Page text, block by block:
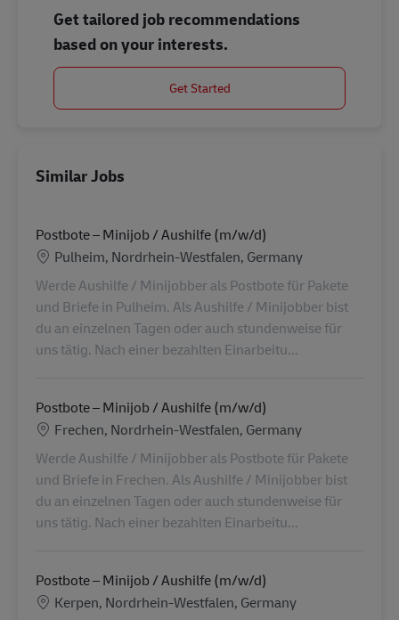
Get tailored job recommendations
based on your interests.
Get Started
Similar Jobs
Postbote – Minijob / Aushilfe (m/w/d)
Location
Pulheim, Nordrhein-Westfalen, Germany
Werde Aushilfe / Minijobber als Postbote für Pakete
und Briefe in Pulheim. Als Aushilfe / Minijobber bist
du an einzelnen Tagen oder auch stundenweise für
uns tätig. Nach einer bezahlten Einarbeitu...
Postbote – Minijob / Aushilfe (m/w/d)
Location
Frechen, Nordrhein-Westfalen, Germany
Werde Aushilfe / Minijobber als Postbote für Pakete
und Briefe in Frechen. Als Aushilfe / Minijobber bist
du an einzelnen Tagen oder auch stundenweise für
uns tätig. Nach einer bezahlten Einarbeitu...
Postbote – Minijob / Aushilfe (m/w/d)
Location
Kerpen, Nordrhein-Westfalen, Germany